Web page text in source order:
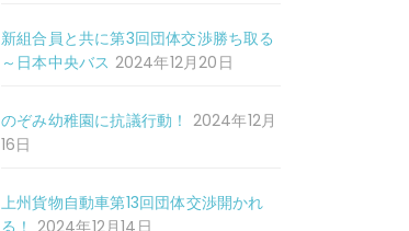
新組合員と共に第3回団体交渉勝ち取る
～日本中央バス 2024年12月20日
のぞみ幼稚園に抗議行動！ 2024年12月
16日
上州貨物自動車第13回団体交渉開かれ
る！ 2024年12月14日